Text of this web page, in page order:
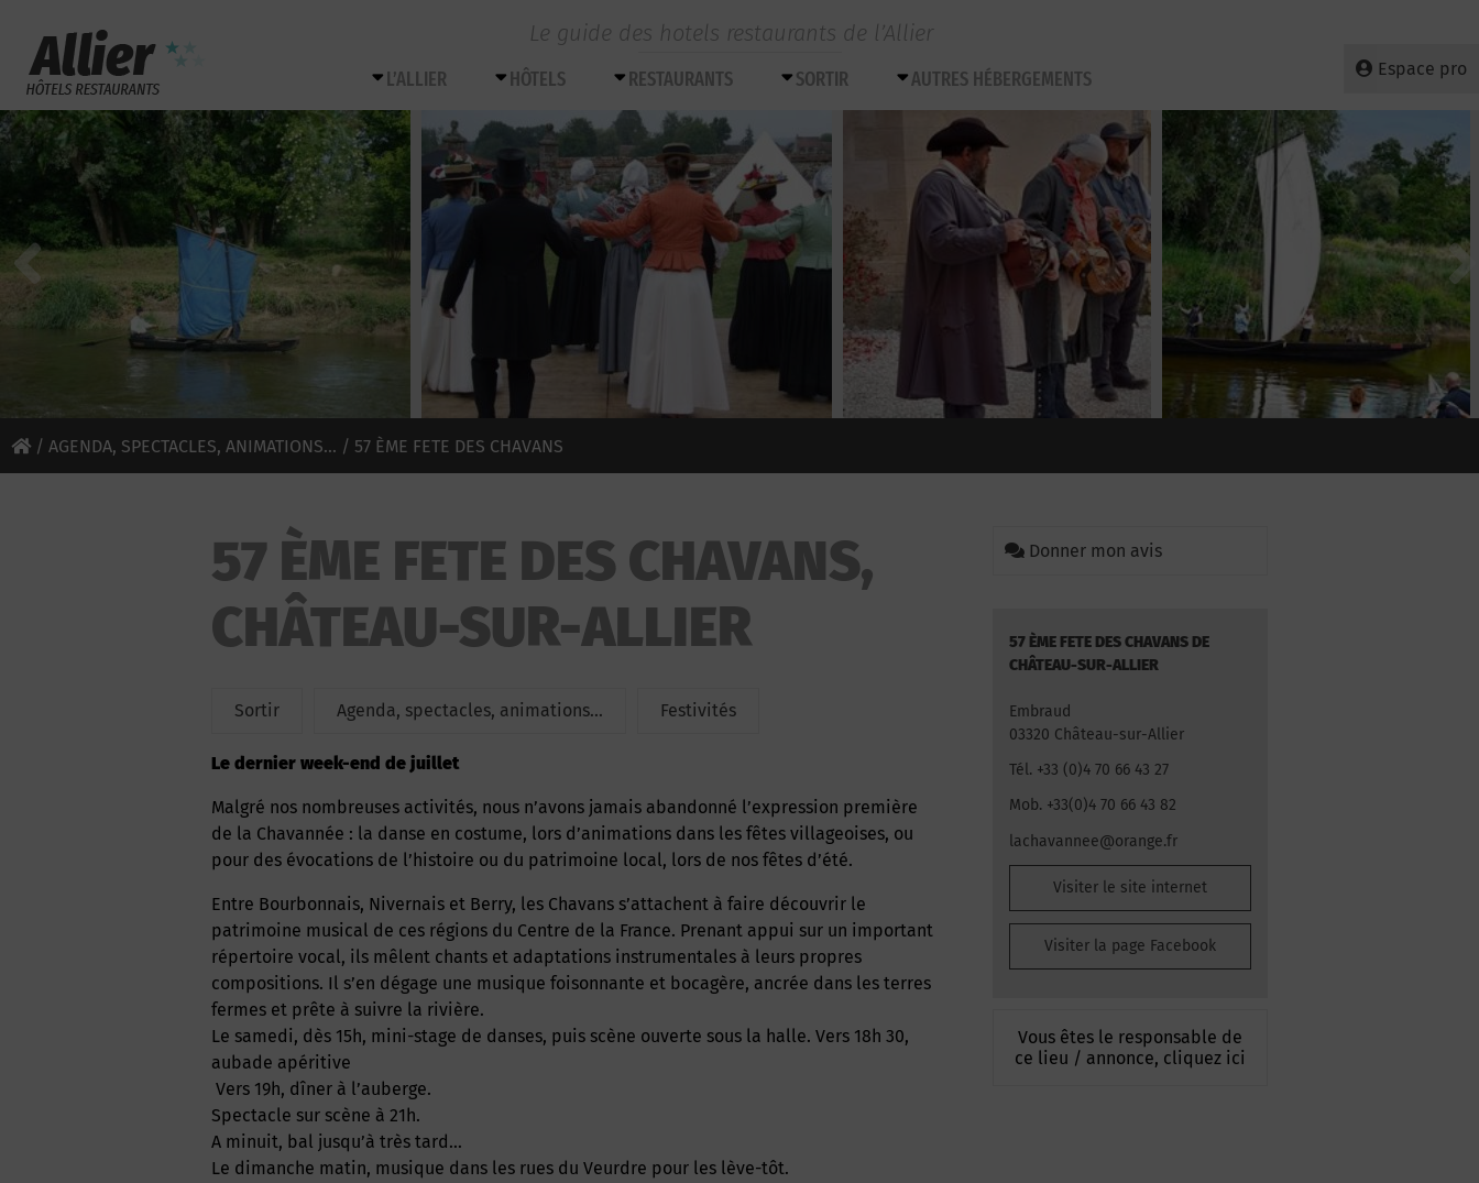
Le guide des hotels restaurants de l’Allier
Espace pro
L’ALLIER HÔTELS RESTAURANTS SORTIR AUTRES HÉBERGEMENTS
/ AGENDA, SPECTACLES, ANIMATIONS... / 57 ÈME FETE DES CHAVANS
57 ÈME FETE DES CHAVANS,
CHÂTEAU-SUR-ALLIER
Sortir Agenda, spectacles, animations... Festivités
Le dernier week-end de juillet
Malgré nos nombreuses activités, nous n’avons jamais abandonné l’expression première
de la Chavannée : la danse en costume, lors d’animations dans les fêtes villageoises, ou
pour des évocations de l’histoire ou du patrimoine local, lors de nos fêtes d’été.
Entre Bourbonnais, Nivernais et Berry, les Chavans s’attachent à faire découvrir le
patrimoine musical de ces régions du Centre de la France. Prenant appui sur un important
répertoire vocal, ils mêlent chants et adaptations instrumentales à leurs propres
compositions. Il s’en dégage une musique foisonnante et bocagère, ancrée dans les terres
fermes et prête à suivre la rivière.
Le samedi, dès 15h, mini-stage de danses, puis scène ouverte sous la halle. Vers 18h 30,
aubade apéritive
Vers 19h, dîner à l’auberge.
Spectacle sur scène à 21h.
A minuit, bal jusqu’à très tard…
Le dimanche matin, musique dans les rues du Veurdre pour les lève-tôt.
Donner mon avis
57 ÈME FETE DES CHAVANS DE
CHÂTEAU-SUR-ALLIER
Embraud
03320 Château-sur-Allier
Tél. +33 (0)4 70 66 43 27
Mob. +33(0)4 70 66 43 82
lachavannee@orange.fr
Visiter le site internet
Visiter la page Facebook
Vous êtes le responsable de
ce lieu / annonce, cliquez ici